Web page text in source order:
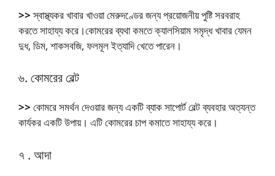
>>স্বাস্থ্যকর খাবার খাওয়া মেরুদণ্ডের জন্য প্রয়োজনীয় পুষ্টি সরবরাহ
করতে সাহায্য করে।কোমরের ব্যথা কমতে ক্যালসিয়াম সমৃদ্ধ খাবার যেমন
দুধ, ডিম, শাকসবজি, ফলমূল ইত্যাদি খেতে পারেন।
৬. কোমরের বেল্ট
>> কোমরে সমর্থন দেওয়ার জন্য একটি ব্যাক সাপোর্ট বেল্ট ব্যবহার অত্যন্ত
কার্যকর একটি উপায়। এটি কোমরের চাপ কমাতে সাহায্য করে।
৭ . আদা